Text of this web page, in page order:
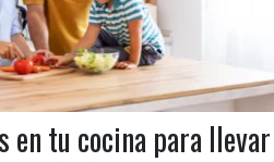
en tu cocina para llevar